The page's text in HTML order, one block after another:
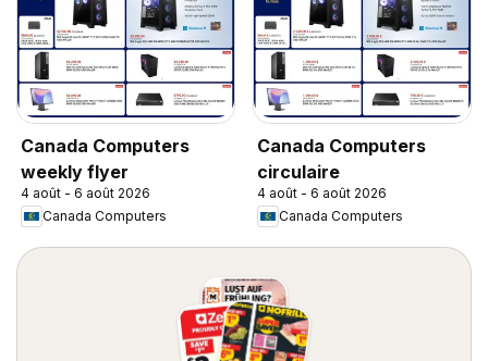
Canada Computers
weekly flyer
4 août - 6 août 2026
Canada Computers
Canada Computers
circulaire
4 août - 6 août 2026
Canada Computers